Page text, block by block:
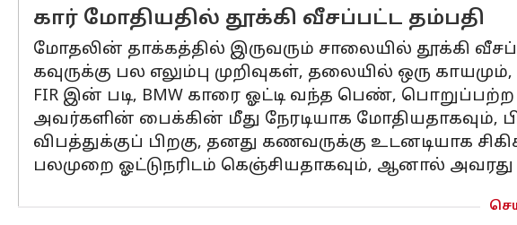
கார் மோதியதில் தூக்கி வீசப்பட்ட தம்பதி
மோதலின் தாக்கத்தில் இருவரும் சாலையில் தூக்கி
கவுருக்கு பல எலும்பு முறிவுகள், தலையில் ஒரு
FIR இன் படி, BMW காரை ஓட்டி வந்த பெண்,
அவர்களின் பைக்கின் மீது நேரடியாக மோதியதாகவும்,
விபத்துக்குப் பிறகு, தனது கணவருக்கு உடனடியாக
பலமுறை ஓட்டுநரிடம் கெஞ்சியதாகவும், ஆனால்